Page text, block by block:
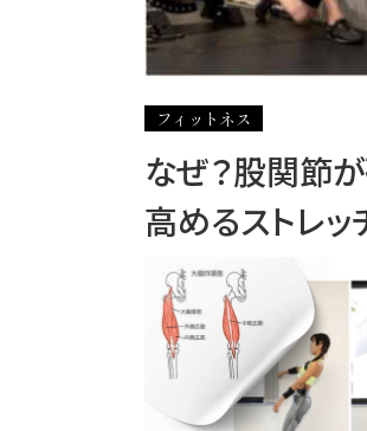
フィットネス
なぜ？股関節
高めるストレ